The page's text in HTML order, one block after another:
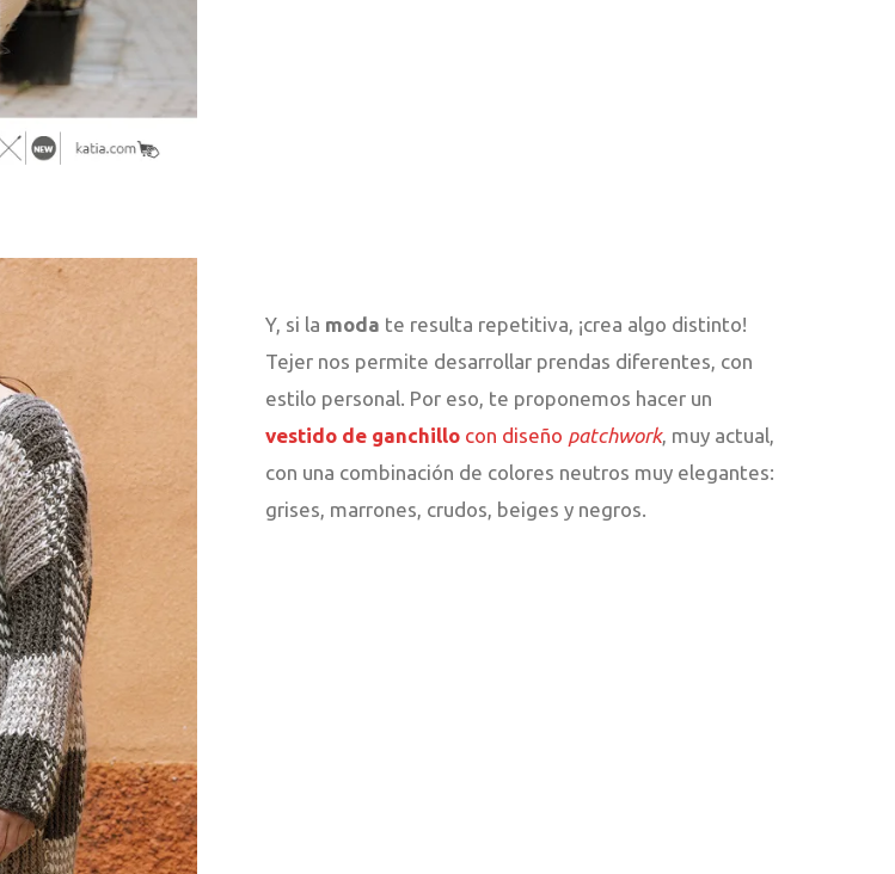
Y, si la moda te resulta repetitiva, ¡crea algo distinto!
Tejer nos permite desarrollar prendas diferentes, con
estilo personal. Por eso, te proponemos hacer un
vestido de ganchillo con diseño patchwork, muy actual,
con una combinación de colores neutros muy elegantes:
grises, marrones, crudos, beiges y negros.